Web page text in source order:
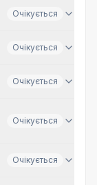
Очікується
Очікується
Очікується
Очікується
Очікується